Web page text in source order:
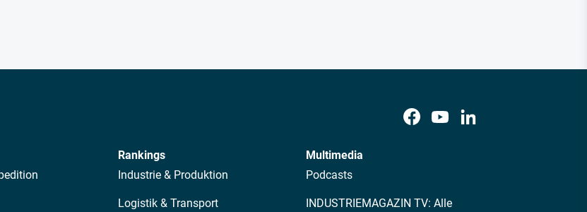
Rankings
Industrie & Produktion
Logistik & Transport
Multimedia
Podcasts
INDUSTRIEMAGAZIN TV: Alle